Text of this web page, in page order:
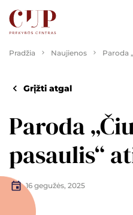
Pradžia Naujienos Paroda
Grįžti atgal
Paroda
pasaulis“
16 gegužės, 2025